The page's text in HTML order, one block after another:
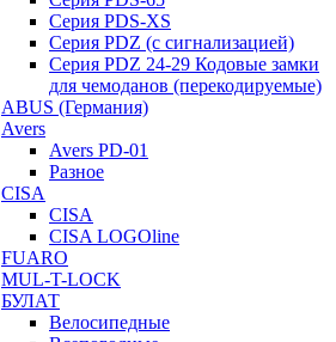
Серия PDS-XS
Серия PDZ (с сигнализацией)
Серия PDZ 24-29 Кодовые замки
для чемоданов (перекодируемые)
ABUS (Германия)
Avers
Avers PD-01
Разное
CISA
CISA
CISA LOGOline
FUARO
MUL-T-LOCK
БУЛАТ
Велосипедные